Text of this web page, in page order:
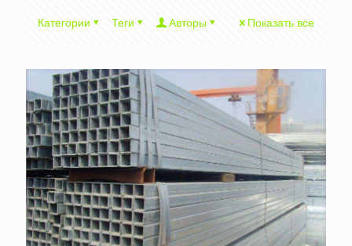
Категории Теги Авторы Показать все